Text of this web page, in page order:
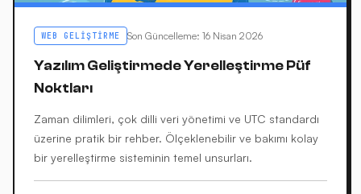
WEB GELIŞTIRME Son Güncelleme: 16 Nisan 2026
Yazılım Geliştirmede Yerelleştirme Püf
Noktları
Zaman dilimleri, çok dilli veri yönetimi ve UTC standardı
üzerine pratik bir rehber. Ölçeklenebilir ve bakımı kolay
bir yerelleştirme sisteminin temel unsurları.